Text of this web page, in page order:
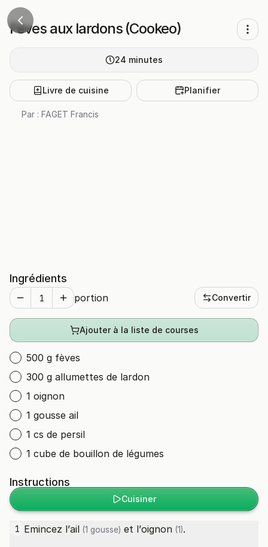
Fèves aux lardons (Cookeo)
24 minutes
Livre de cuisine Planifier
Par : FAGET Francis
Ingrédients
portion Convertir
Ajouter à la liste de courses
500 g fèves
300 g allumettes de lardon
1 oignon
1 gousse ail
1 cs de persil
1 cube de bouillon de légumes
Instructions
Cuisiner
1 Emincez l’ail (1 gousse) et l’oignon (1).